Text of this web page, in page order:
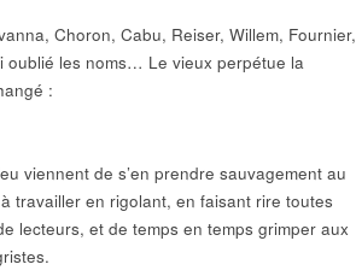
Choron, Cabu, Reiser, Willem, Fournier,
oublié les noms… Le vieux perpétue la
:
viennent de s’en prendre sauvagement au
travailler en rigolant, en faisant rire toutes
lecteurs, et de temps en temps grimper aux